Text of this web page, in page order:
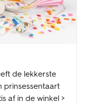
de lekkerste
prinsessentaart
af in de winkel >